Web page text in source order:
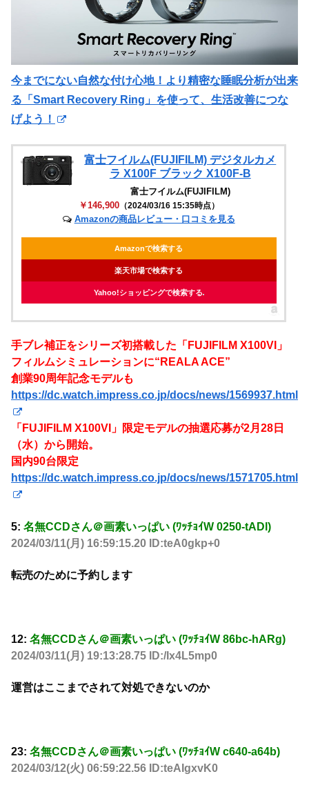
今までにない自然な付け心地！より精密な睡眠分析が出来
る「Smart Recovery Ring」を使って、生活改善につな
げよう！
富士フイルム(FUJIFILM) デジタルカメ
ラ X100F ブラック X100F-B
富士フイルム(FUJIFILM)
￥146,900（2024/03/16 15:35時点）
Amazonの商品レビュー・口コミを見る
Amazonで検索する
楽天市場で検索する
Yahoo!ショッピングで検索する
手ブレ補正をシリーズ初搭載した「FUJIFILM X100VI」
フィルムシミュレーションに“REALA ACE”
創業90周年記念モデルも
https://dc.watch.impress.co.jp/docs/news/1569937.html
「FUJIFILM X100VI」限定モデルの抽選応募が2月28日
（水）から開始。
国内90台限定
https://dc.watch.impress.co.jp/docs/news/1571705.html
5: 名無CCDさん＠画素いっぱい (ﾜｯﾁｮｲW 0250-tADl)
2024/03/11(月) 16:59:15.20 ID:teA0gkp+0
転売のために予約します
12: 名無CCDさん＠画素いっぱい (ﾜｯﾁｮｲW 86bc-hARg)
2024/03/11(月) 19:13:28.75 ID:/Ix4L5mp0
運営はここまでされて対処できないのか
23: 名無CCDさん＠画素いっぱい (ﾜｯﾁｮｲW c640-a64b)
2024/03/12(火) 06:59:22.56 ID:teAIgxvK0